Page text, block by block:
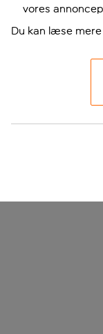
vores
Du kan læse mere